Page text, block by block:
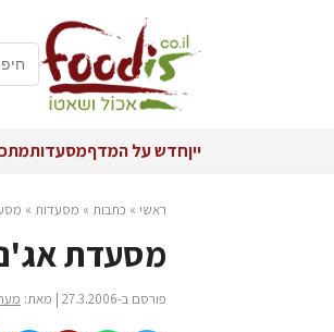
ייןחדש על המדףמסעדות
ראשי » כתבות » מסעדות »
מסעדת
פורסם ב-27.3.2006 | מאת: